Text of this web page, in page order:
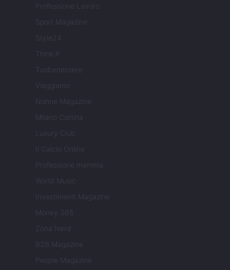
Professione Lavoro
Sport Magazine
Style24
Think.it
Tuobenessere
Viaggiamo
Nonne Magazine
Milano Cortina
Luxury Club
Il Calcio Online
Professione mamma
World Music
Investimenti Magazine
Money 365
Zona Nerd
B2B Magazine
People Magazine